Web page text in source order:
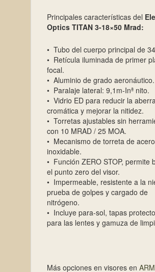
Principales características del
Optics TITAN 3-18×50 Mrad:
• Tubo del cuerpo principal de
• Retícula iluminada de primer
focal.
• Aluminio de grado aeronáutico.
• Paralaje lateral: 9,1m-Inª nito.
• Vidrio ED para reducir la
cromática y mejorar la nitidez.
• Torretas ajustables sin
con 10 MRAD / 25 MOA.
• Mecanismo de torreta de acero
inoxidable.
• Función ZERO STOP, permite
el punto zero del visor.
• Impermeable, resistente a la
prueba de golpes y cargado de
nitrógeno.
• Incluye para-sol, tapas
para las lentes y gamuza de
Más opciones en visores en